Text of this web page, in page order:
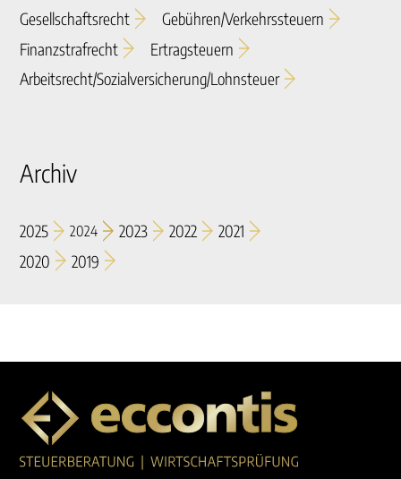
Gesellschaftsrecht
Gebühren/verkehrssteuern
Finanzstrafrecht
Ertragsteuern
Arbeitsrecht/sozialversicherung/lohnsteuer
Archiv
2025 2024 2023 2022
2021
2020
2019